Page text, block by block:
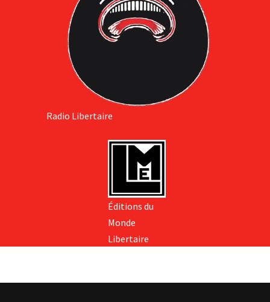
Radio Libertaire
Éditions du
Monde
Libertaire